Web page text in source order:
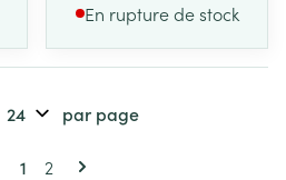
En rupture de stock
Pages
Vous lisez actuellement la page
1 Page
2
par page